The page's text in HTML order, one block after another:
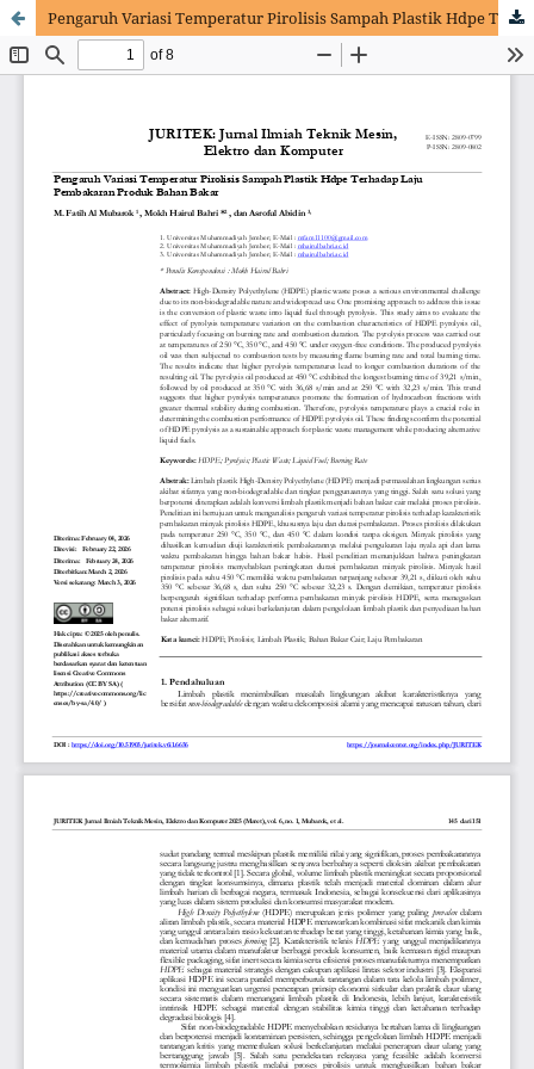
Pengaruh Variasi Temperatur Pirolisis Sampah Plastik Hdpe Terhadap Laju Pembakaran Produk Bahan Bakar